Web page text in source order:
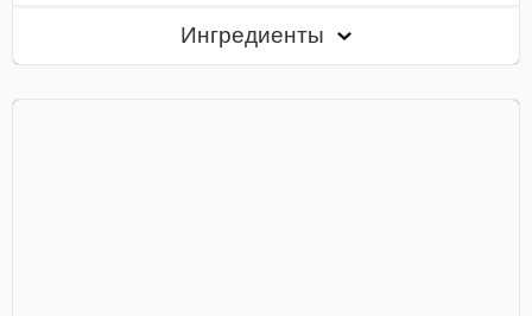
Ингредиенты